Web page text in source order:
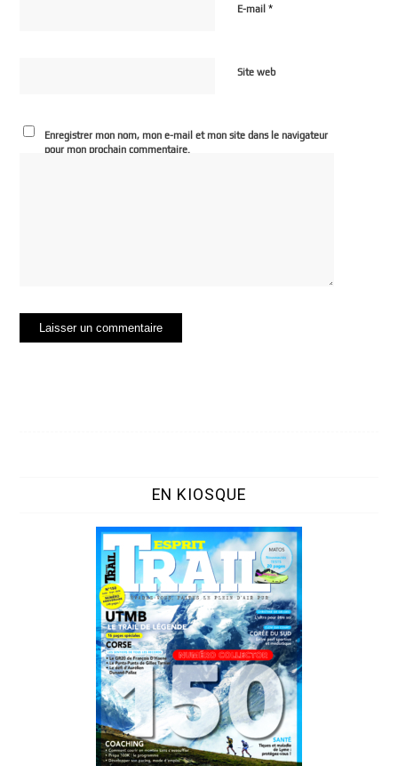
E-mail*
Site web
Enregistrer mon nom, mon e-mail et mon site dans le navigateur
pour mon prochain commentaire.
EN KIOSQUE